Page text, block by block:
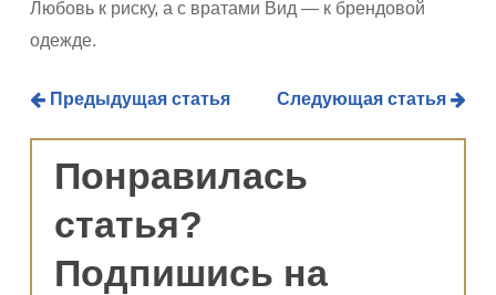
Любовь к риску, а с вратами Вид — к брендовой
одежде.
Предыдущая статья Следующая статья
Понравилась
статья?
Подпишись на